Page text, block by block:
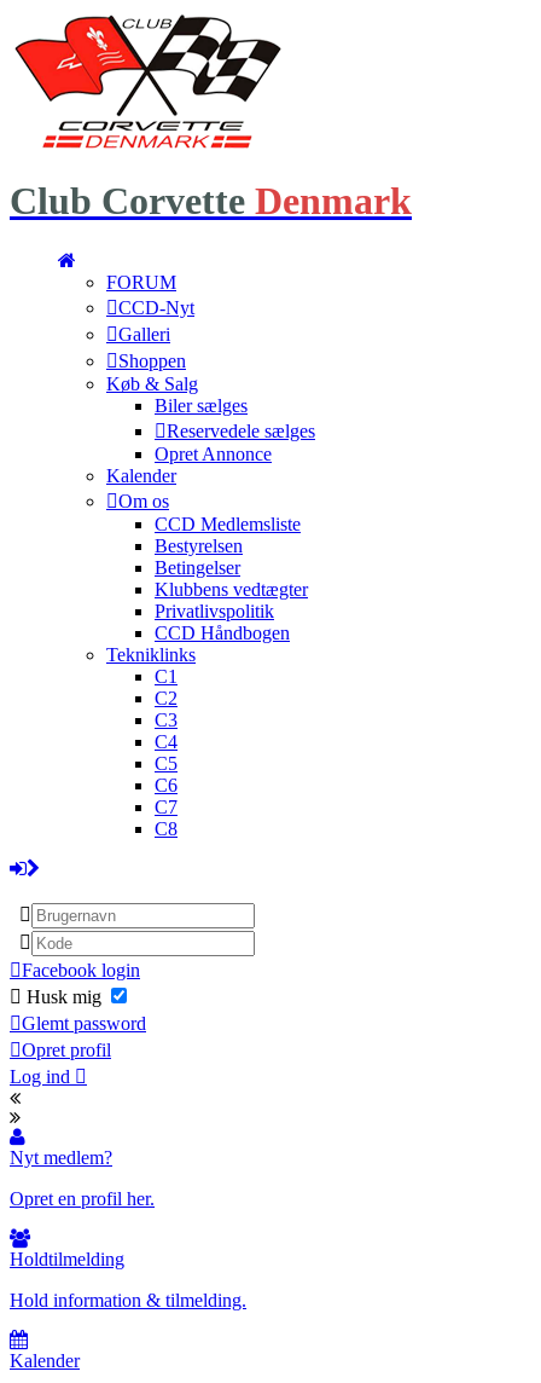
Club Corvette Denmark
FORUM
CCD-Nyt
Galleri
Shoppen
Køb & Salg
Biler sælges
Reservedele sælges
Opret Annonce
Kalender
Om os
CCD Medlemsliste
Bestyrelsen
Betingelser
Klubbens vedtægter
Privatlivspolitik
CCD Håndbogen
Tekniklinks
C1
C2
C3
C4
C5
C6
C7
C8
Facebook login
Husk mig
Glemt password
Opret profil
Log ind
Nyt medlem?
Opret en profil her.
Holdtilmelding
Hold information & tilmelding.
Kalender